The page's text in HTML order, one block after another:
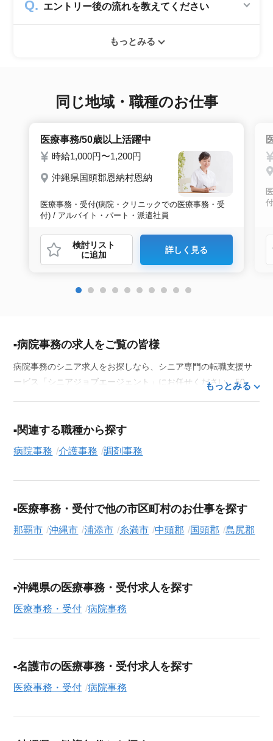
業のみ掲載をしています。60代・70代以上の
就職実績も多数ありますので年齢に気負いせず
ぜひ紹介依頼へ進んでください。
エントリー後の流れを教えてください
ーとヒアリングのお時間を頂きます。その後希
もっとみる
同じ地域・職種のお仕事
医療事務/50歳以上活躍中
時給1,000円〜1,200円
沖縄県国頭郡恩納村恩納
医療事務・受付(病院・クリニックでの医療事務・受
付) / アルバイト・パート・派遣社員
検討リスト
に追加
詳しく見る
病院事務の求人をご覧の皆様
病院事務のシニア求人をお探しなら、シニア専門の転職支援サ
ービス「シニアジョブエージェント」にお任せください。50
にサポートします。この求人を含む
だけの非公開求人です。
ご利用の流れ
る」ボタンからご登録ください。シニア専門のキャリアアドバ
イザーが、これまでのご経歴やご希望を丁寧にヒアリングし、
活動の全プロセスを無料でサポートいたします。
シニアジョブエージェントでは、豊富な求人情報の中から、あ
なたの希望に合ったお仕事を簡単に見つけられます。雇用形態
収・時給・日給、さらに週休2日制、駅近、短期といったこだわ
は相談から始めたい」という方も、ぜひお気軽に
もっとみる
関連する職種から探す
病院事務 介護事務 調剤事務
医療事務・受付で他の市区町村のお仕事を探す
那覇市 沖縄市 浦添市 糸満市 中頭郡 国頭郡 島尻郡
沖縄県の医療事務・受付求人を探す
医療事務・受付 病院事務
名護市の医療事務・受付求人を探す
医療事務・受付 病院事務